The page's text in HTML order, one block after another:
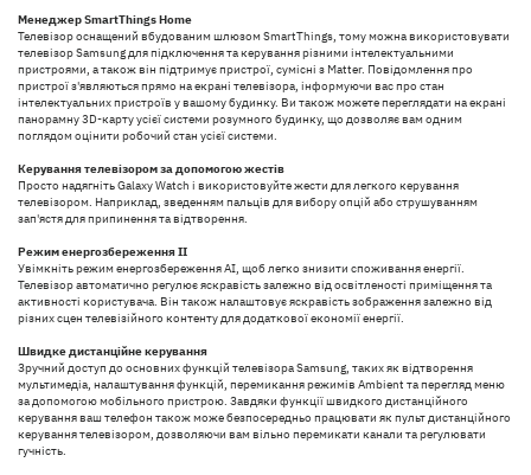
Менеджер SmartThings Home
Телевізор оснащений вбудованим шлюзом SmartThings, тому можна використовувати
телевізор Samsung для підключення та керування різними інтелектуальними
пристроями, а також він підтримує пристрої, сумісні з Matter. Повідомлення про
пристрої з'являються прямо на екрані телевізора, інформуючи вас про стан
інтелектуальних пристроїв у вашому будинку. Ви також можете переглядати на екрані
панорамну 3D-карту усієї системи розумного будинку, що дозволяє вам одним
поглядом оцінити робочий стан усієї системи.
Керування телевізором за допомогою жестів
Просто надягніть Galaxy Watch і використовуйте жести для легкого керування
телевізором. Наприклад, зведенням пальців для вибору опцій або струшуванням
зап'ястя для припинення та відтворення.
Режим енергозбереження ІІ
Увімкніть режим енергозбереження AI, щоб легко знизити споживання енергії.
Телевізор автоматично регулює яскравість залежно від освітленості приміщення та
активності користувача. Він також налаштовує яскравість зображення залежно від
різних сцен телевізійного контенту для додаткової економії енергії.
Швидке дистанційне керування
Зручний доступ до основних функцій телевізора Samsung, таких як відтворення
мультимедіа, налаштування функцій, перемикання режимів Ambient та перегляд меню
за допомогою мобільного пристрою. Завдяки функції швидкого дистанційного
керування ваш телефон також може безпосередньо працювати як пульт дистанційного
керування телевізором, дозволяючи вам вільно перемикати канали та регулювати
гучність.